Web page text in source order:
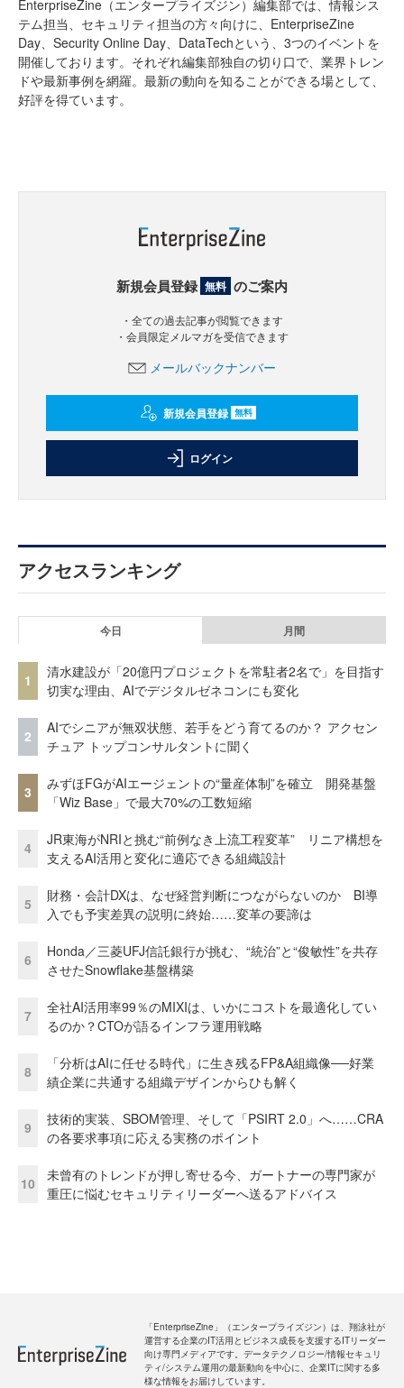
EnterpriseZine（エンタープライズジン）編集部では、情報シス
テム担当、セキュリティ担当の方々向けに、EnterpriseZine
Day、Security Online Day、DataTechという、3つのイベントを
開催しております。それぞれ編集部独自の切り口で、業界トレン
ドや最新事例を網羅。最新の動向を知ることができる場として、
好評を得ています。
新規会員登録 無料 のご案内
・全ての過去記事が閲覧できます
・会員限定メルマガを受信できます
メールバックナンバー
新規会員登録 無料
ログイン
アクセスランキング
今日 月間
1
清水建設が「20億円プロジェクトを常駐者2名で」を目指す
切実な理由、AIでデジタルゼネコンにも変化
2
AIでシニアが無双状態、若手をどう育てるのか？ アクセン
チュア トップコンサルタントに聞く
3
みずほFGがAIエージェントの“量産体制”を確立 開発基盤
「Wiz Base」で最大70%の工数短縮
4
JR東海がNRIと挑む“前例なき上流工程変革” リニア構想を
支えるAI活用と変化に適応できる組織設計
5
財務・会計DXは、なぜ経営判断につながらないのか BI導
入でも予実差異の説明に終始……変革の要諦は
6
Honda／三菱UFJ信託銀行が挑む、“統治”と“俊敏性”を共存
させたSnowflake基盤構築
7
全社AI活用率99％のMIXIは、いかにコストを最適化してい
るのか？CTOが語るインフラ運用戦略
8
「分析はAIに任せる時代」に生き残るFP&A組織像──好業
績企業に共通する組織デザインからひも解く
9
技術的実装、SBOM管理、そして「PSIRT 2.0」へ……CRA
の各要求事項に応える実務のポイント
10
未曾有のトレンドが押し寄せる今、ガートナーの専門家が
重圧に悩むセキュリティリーダーへ送るアドバイス
「EnterpriseZine」（エンタープライズジン）は、翔泳社が
運営する企業のIT活用とビジネス成長を支援するITリーダー
向け専門メディアです。データテクノロジー/情報セキュリ
ティ/システム運用の最新動向を中心に、企業ITに関する多
様な情報をお届けしています。